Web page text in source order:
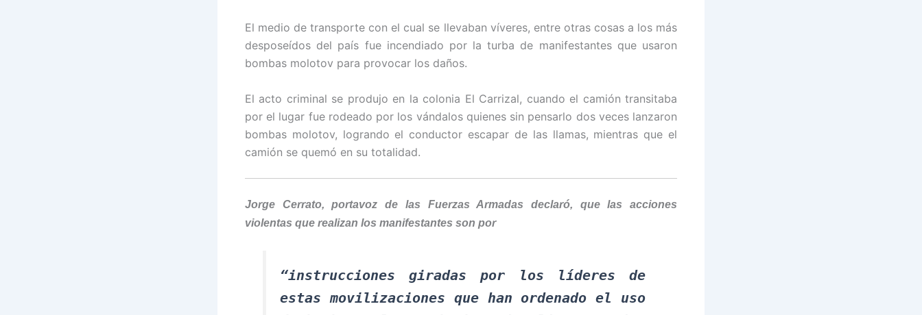
El medio de transporte con el cual se llevaban víveres, entre otras cosas a los más
desposeídos del país fue incendiado por la turba de manifestantes que usaron
bombas molotov para provocar los daños.
El acto criminal se produjo en la colonia El Carrizal, cuando el camión transitaba
por el lugar fue rodeado por los vándalos quienes sin pensarlo dos veces lanzaron
bombas molotov, logrando el conductor escapar de las llamas, mientras que el
camión se quemó en su totalidad.
Jorge Cerrato, portavoz de las Fuerzas Armadas declaró, que las acciones
violentas que realizan los manifestantes son por
“instrucciones giradas por los líderes de
estas movilizaciones que han ordenado el uso